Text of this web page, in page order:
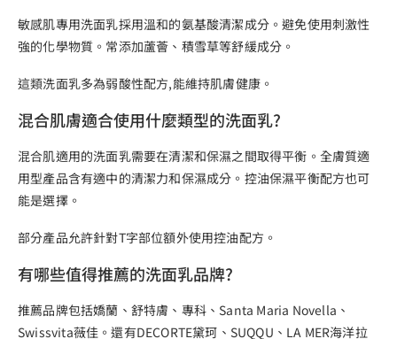
敏感肌專用洗面乳採用溫和的氨基酸清潔成分。避免使用刺激性
強的化學物質。常添加蘆薈、積雪草等舒緩成分。
這類洗面乳多為弱酸性配方,能維持肌膚健康。
混合肌膚適合使用什麼類型的洗面乳?
混合肌適用的洗面乳需要在清潔和保濕之間取得平衡。全膚質適
用型產品含有適中的清潔力和保濕成分。控油保濕平衡配方也可
能是選擇。
部分產品允許針對T字部位額外使用控油配方。
有哪些值得推薦的洗面乳品牌?
推薦品牌包括嬌蘭、舒特膚、專科、Santa Maria Novella、
Swissvita薇佳。還有DECORTE黛珂、SUQQU、LA MER海洋拉